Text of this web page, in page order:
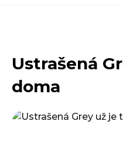
Ustrašená
doma